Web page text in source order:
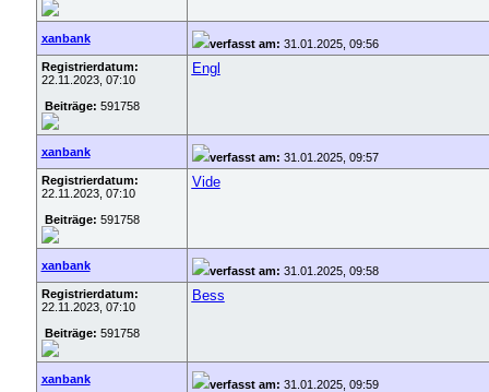
xanbank verfasst am: 31.01.2025, 09:56
Registrierdatum:
22.11.2023, 07:10
Beiträge: 591758
Engl
xanbank verfasst am: 31.01.2025, 09:57
Registrierdatum:
22.11.2023, 07:10
Beiträge: 591758
Vide
xanbank verfasst am: 31.01.2025, 09:58
Registrierdatum:
22.11.2023, 07:10
Beiträge: 591758
Bess
xanbank verfasst am: 31.01.2025, 09:59